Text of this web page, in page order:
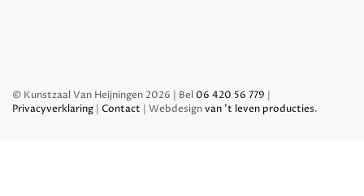
© Kunstzaal Van Heijningen 2026 | Bel 06 420 56 779 |
Privacyverklaring | Contact | Webdesignvan 't leven producties.